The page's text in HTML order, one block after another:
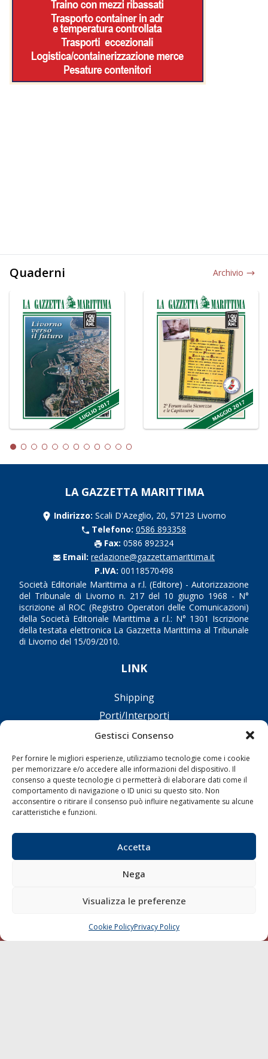
Gestisci Consenso
Per fornire le migliori esperienze, utilizziamo tecnologie come i cookie
per memorizzare e/o accedere alle informazioni del dispositivo. Il
consenso a queste tecnologie ci permetterà di elaborare dati come il
comportamento di navigazione o ID unici su questo sito. Non
acconsentire o ritirare il consenso può influire negativamente su alcune
caratteristiche e funzioni.
Accetta
Nega
Visualizza le preferenze
Cookie PolicyPrivacy Policy
Quaderni Archivio
LA GAZZETTA MARITTIMA
Indirizzo: Scali D'Azeglio, 20, 57123 Livorno
Telefono: 0586 893358
Fax: 0586 892324
Email: redazione@gazzettamarittima.it
P.IVA: 00118570498
Società Editoriale Marittima a r.l. (Editore) - Autorizzazione
del Tribunale di Livorno n. 217 del 10 giugno 1968 - N°
iscrizione al ROC (Registro Operatori delle Comunicazioni)
della Società Editoriale Marittima a r.l.: N° 1301 Iscrizione
della testata elettronica La Gazzetta Marittima al Tribunale
di Livorno del 15/09/2010.
LINK
Shipping
Porti/Interporti
Trasporti
Sostenibilità
Compagnie di Navigazione
Blue economy
Chi siamo
Contatti
CHIAMA SCRIVI